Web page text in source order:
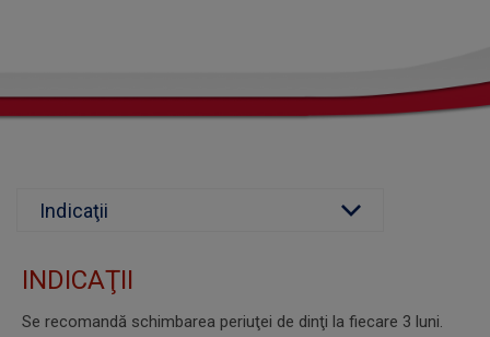
INDICAŢII
Se recomandă schimbarea periuţei de dinţi la fiecare 3 luni.